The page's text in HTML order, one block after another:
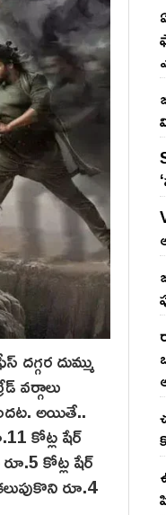
దుమ్ము
వర్గాలు
అయితే..
కోట్ల షేర్‌
కోట్ల షేర్
రూ.4